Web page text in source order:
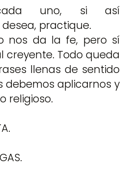
uno, si así
practique.
nos da la fe, pero sí
creyente. Todo queda
llenas de sentido
debemos aplicarnos y
religioso.